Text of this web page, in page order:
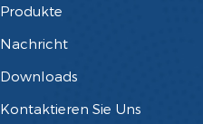
Produkte
Nachricht
Downloads
Kontaktieren Sie Uns